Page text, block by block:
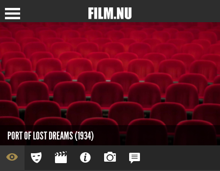
PORT OF LOST DREAMS (1934)